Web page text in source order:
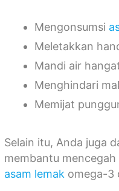
Mengonsumsi
Meletakkan
Mandi air
Menghindari
Memijat
Selain itu, Anda juga
membantu
asam lemak omega-3